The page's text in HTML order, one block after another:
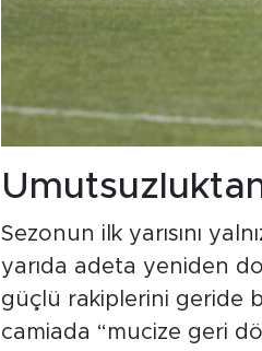
Sezonun ilk yarısını
yarıda adeta yeniden
güçlü rakiplerini geride
camiada “mucize geri